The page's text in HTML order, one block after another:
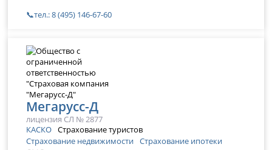
📞тел.: 8 (495) 146-67-60
Мегарусс-Д
лицензия СЛ № 2877
КАСКО Страхование туристов
Страхование недвижимости Страхование ипотеки